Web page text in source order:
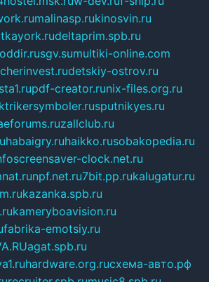
malinasp.rukinosvin.ru
deltaprim.spb.ru
sgv.sumultiki-online.com
cherinvest.rudetskiy-ostrov.ru
pdf-creator.runix-files.org.ru
sputnikyes.ru
zallclub.ru
habaigry.ruhaikko.rusobakopedia.ru
screensaver-clock.net.ru
npf.net.ru7bit.pp.rukalugatur.ru
kazanka.spb.ru
kameryboavision.ru
fabrika-emotsiy.ru
agat.spb.ru
hardware.org.ruсхема-авто.рф